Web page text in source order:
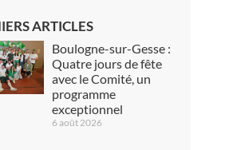
ARTICLES
Boulogne-sur-Gesse :
Quatre jours de fête
avec le Comité, un
programme
exceptionnel
6 août 2026